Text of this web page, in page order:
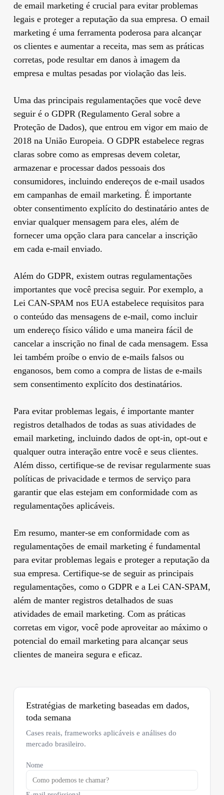
de email marketing é crucial para evitar problemas
legais e proteger a reputação da sua empresa. O email
marketing é uma ferramenta poderosa para alcançar
os clientes e aumentar a receita, mas sem as práticas
corretas, pode resultar em danos à imagem da
empresa e multas pesadas por violação das leis.
Uma das principais regulamentações que você deve
seguir é o GDPR (Regulamento Geral sobre a
Proteção de Dados), que entrou em vigor em maio de
2018 na União Europeia. O GDPR estabelece regras
claras sobre como as empresas devem coletar,
armazenar e processar dados pessoais dos
consumidores, incluindo endereços de e-mail usados
em campanhas de email marketing. É importante
obter consentimento explícito do destinatário antes de
enviar qualquer mensagem para eles, além de
fornecer uma opção clara para cancelar a inscrição
em cada e-mail enviado.
Além do GDPR, existem outras regulamentações
importantes que você precisa seguir. Por exemplo, a
Lei CAN-SPAM nos EUA estabelece requisitos para
o conteúdo das mensagens de e-mail, como incluir
um endereço físico válido e uma maneira fácil de
cancelar a inscrição no final de cada mensagem. Essa
lei também proíbe o envio de e-mails falsos ou
enganosos, bem como a compra de listas de e-mails
sem consentimento explícito dos destinatários.
Para evitar problemas legais, é importante manter
registros detalhados de todas as suas atividades de
email marketing, incluindo dados de opt-in, opt-out e
qualquer outra interação entre você e seus clientes.
Além disso, certifique-se de revisar regularmente suas
políticas de privacidade e termos de serviço para
garantir que elas estejam em conformidade com as
regulamentações aplicáveis.
Em resumo, manter-se em conformidade com as
regulamentações de email marketing é fundamental
para evitar problemas legais e proteger a reputação da
sua empresa. Certifique-se de seguir as principais
regulamentações, como o GDPR e a Lei CAN-SPAM,
além de manter registros detalhados de suas
atividades de email marketing. Com as práticas
corretas em vigor, você pode aproveitar ao máximo o
potencial do email marketing para alcançar seus
clientes de maneira segura e eficaz.
Estratégias de marketing baseadas em dados,
toda semana
Cases reais, frameworks aplicáveis e análises do
mercado brasileiro.
Nome